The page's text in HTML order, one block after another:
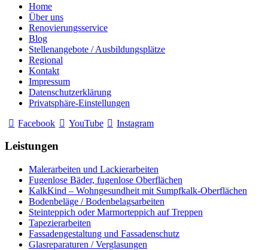
Home
Über uns
Renovierungsservice
Blog
Stellenangebote / Ausbildungsplätze
Regional
Kontakt
Impressum
Datenschutzerklärung
Privatsphäre-Einstellungen
Facebook
YouTube Instagram
Leistungen
Malerarbeiten und Lackierarbeiten
Fugenlose Bäder, fugenlose Oberflächen
KalkKind – Wohngesundheit mit Sumpfkalk-Oberflächen
Bodenbeläge / Bodenbelagsarbeiten
Steinteppich oder Marmorteppich auf Treppen
Tapezierarbeiten
Fassadengestaltung und Fassadenschutz
Glasreparaturen / Verglasungen